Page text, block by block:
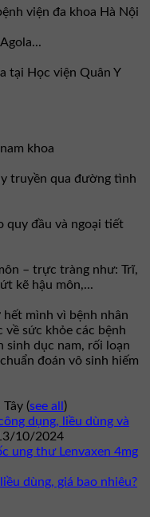
viện đa khoa Hà Nội
tại Học viện Quân Y
khoa
truyền qua đường tình
quy đầu và ngoại tiết
– trực tràng như: Trĩ,
kẽ hậu môn,...
mình vì bệnh nhân
về sức khỏe các bệnh
sinh dục nam, rối loạn
đoán vô sinh hiếm
Tây (see all )
dụng, liều dùng và
10/2024
ung thư Lenvaxen 4mg
dùng, giá bao nhiêu?